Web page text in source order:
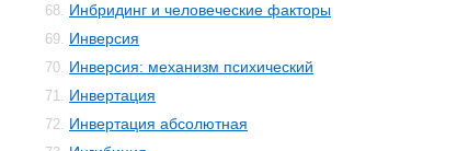
68. Инбридинг и человеческие факторы
69. Инверсия
70. Инверсия: механизм психический
71. Инвертация
72. Инвертация абсолютная